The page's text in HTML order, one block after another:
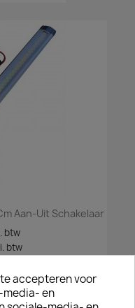
Aan-Uit Schakelaar
btw
btw
accepteren voor
en